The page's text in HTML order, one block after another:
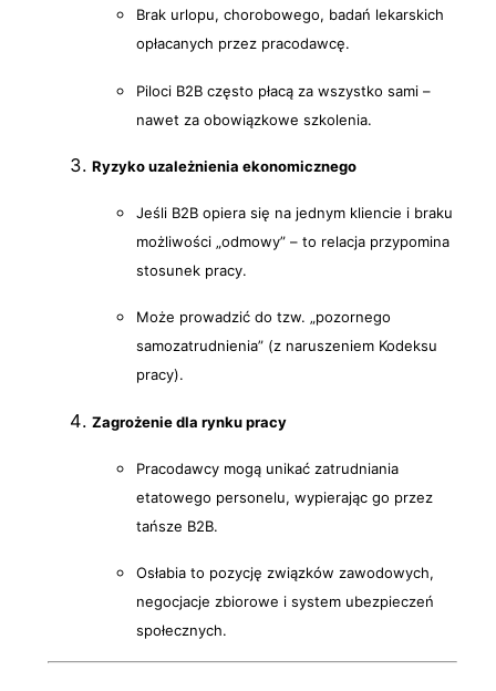
Brak urlopu, chorobowego, badań lekarskich
opłacanych przez pracodawcę.
Piloci B2B często płacą za wszystko sami –
nawet za obowiązkowe szkolenia.
Ryzyko uzależnienia ekonomicznego
Jeśli B2B opiera się na jednym kliencie i braku
możliwości „odmowy” – to relacja przypomina
stosunek pracy.
Może prowadzić do tzw. „pozornego
samozatrudnienia” (z naruszeniem Kodeksu
pracy).
Zagrożenie dla rynku pracy
Pracodawcy mogą unikać zatrudniania
etatowego personelu, wypierając go przez
tańsze B2B.
Osłabia to pozycję związków zawodowych,
negocjacje zbiorowe i system ubezpieczeń
społecznych.